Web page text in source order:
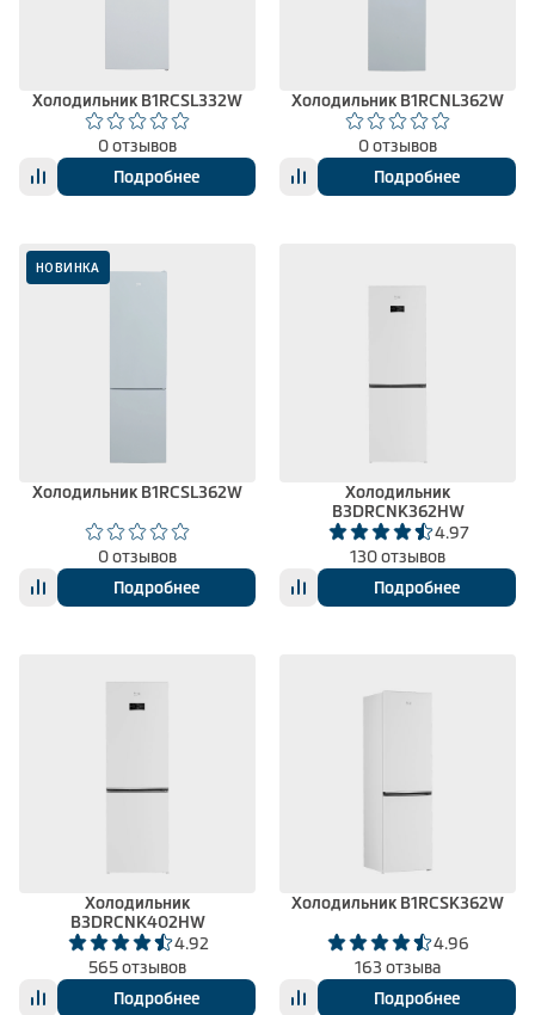
Сравнить
Холодильник B1RCSL332W
0 отзывов
Подробнее
Холодильник B1RCNL362W
0 отзывов
Подробнее
НОВИНКА
Холодильник B1RCSL362W
0 отзывов
Подробнее
Холодильник
B3DRCNK362HW
4.97
130 отзывов
Подробнее
Холодильник
B3DRCNK402HW
4.92
565 отзывов
Подробнее
Холодильник B1RCSK362W
4.96
163 отзыва
Подробнее